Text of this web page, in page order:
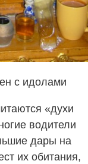
с идолами
«духи
водители
дары на
их обитания,